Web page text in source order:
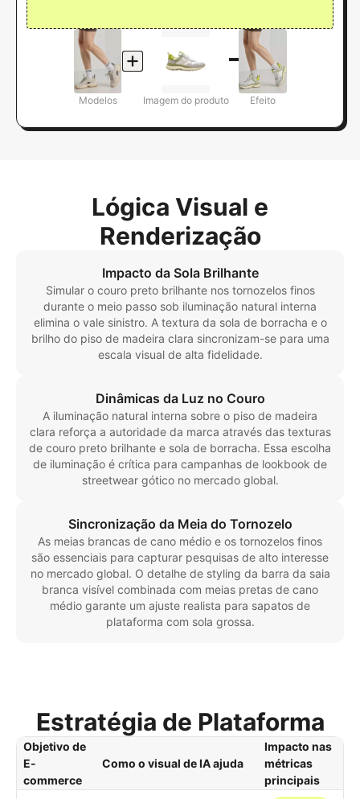
Modelos Imagem do produto Efeito
Lógica Visual e
Renderização
Impacto da Sola Brilhante
Simular o couro preto brilhante nos tornozelos finos
durante o meio passo sob iluminação natural interna
elimina o vale sinistro. A textura da sola de borracha e o
brilho do piso de madeira clara sincronizam-se para uma
escala visual de alta fidelidade.
Dinâmicas da Luz no Couro
A iluminação natural interna sobre o piso de madeira
clara reforça a autoridade da marca através das texturas
de couro preto brilhante e sola de borracha. Essa escolha
de iluminação é crítica para campanhas de lookbook de
streetwear gótico no mercado global.
Sincronização da Meia do Tornozelo
As meias brancas de cano médio e os tornozelos finos
são essenciais para capturar pesquisas de alto interesse
no mercado global. O detalhe de styling da barra da saia
branca visível combinada com meias pretas de cano
médio garante um ajuste realista para sapatos de
plataforma com sola grossa.
Estratégia de Plataforma
Objetivo de
E-
commerce
Como o visual de IA ajuda
Impacto nas
métricas
principais